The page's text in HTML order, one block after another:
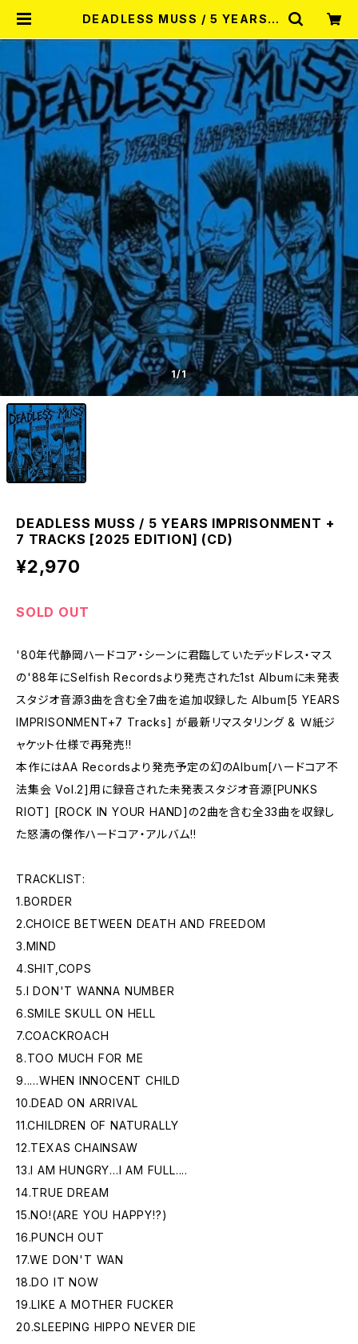
DEADLESS MUSS / 5 YEARS I
025 EDITION] (CD) | RECORD
SHOP MISERY
1/1
DEADLESS MUSS / 5 YEARS IMPRISONMENT +
7 TRACKS [2025 EDITION] (CD)
¥2,970
SOLD OUT
'80年代静岡ハードコア・シーンに君臨していたデッドレス・マス
の'88年にSelfish Recordsより発売された1st Albumに未発表
スタジオ音源3曲を含む全7曲を追加収録した Album[5 YEARS
IMPRISONMENT+7 Tracks] が最新リマスタリング & Ｗ紙ジ
ャケット仕様で再発売!!
本作にはAA Recordsより発売予定の幻のAlbum[ハードコア不
法集会 Vol.2]用に録音された未発表スタジオ音源[PUNKS
RIOT] [ROCK IN YOUR HAND]の2曲を含む全33曲を収録し
た怒濤の傑作ハードコア・アルバム!!
TRACKLIST:
1.BORDER
2.CHOICE BETWEEN DEATH AND FREEDOM
3.MIND
4.SHIT,COPS
5.I DON'T WANNA NUMBER
6.SMILE SKULL ON HELL
7.COACKROACH
8.TOO MUCH FOR ME
9.....WHEN INNOCENT CHILD
10.DEAD ON ARRIVAL
11.CHILDREN OF NATURALLY
12.TEXAS CHAINSAW
13.I AM HUNGRY...I AM FULL....
14.TRUE DREAM
15.NO!(ARE YOU HAPPY!?)
16.PUNCH OUT
17.WE DON'T WAN
18.DO IT NOW
19.LIKE A MOTHER FUCKER
20.SLEEPING HIPPO NEVER DIE